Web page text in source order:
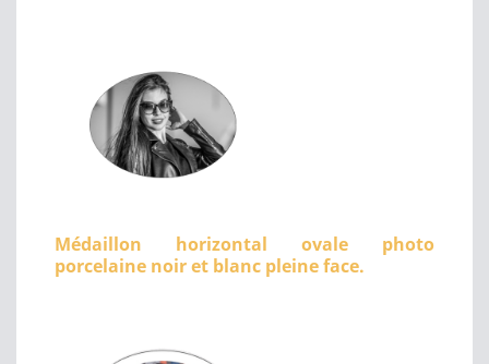
Médaillon horizontal ovale photo
porcelaine noir et blanc pleine face.